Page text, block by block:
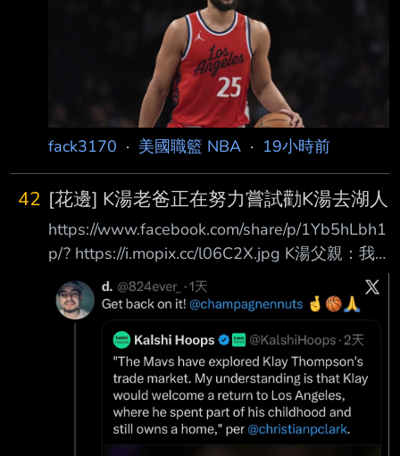
Simmons）受到傷病與心理因素影響，年僅30
歲就已經淡出NBA舞台 ，上一次在NBA出賽已
經要追溯到2024年5月了，先前西蒙斯受訪時曾
透露正準備重返NBA， 近日他在社群上傳一則
限時動態，引發眾人對他下一站的猜測。 西蒙
斯突曬詹姆斯球鞋 被解讀「示好老東家」 西
蒙斯日前在
fack3170 · 美國職籃 NBA · 19小時前
42 [花邊] K湯老爸正在努力嘗試勸K湯去湖人
https://www.facebook.com/share/p/1Yb5hLbh1
p/? https://i.mopix.cc/l06C2X.jpg K湯父親：我
正在努力招募克萊去湖人 --